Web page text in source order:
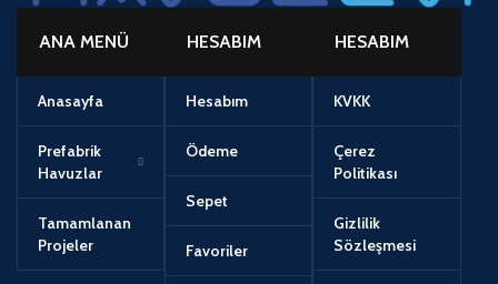
ANA MENÜ
Anasayfa
Prefabrik
Havuzlar
Tamamlanan
Projeler
HESABIM
Hesabım
Ödeme
Sepet
Favoriler
HESABIM
KVKK
Çerez
Politikası
Gizlilik
Sözleşmesi